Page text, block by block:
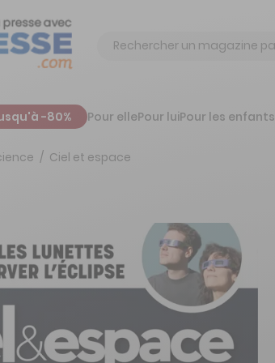
Chercher
-80% Pour ellePour luiPour les enfants
Ciel et espace